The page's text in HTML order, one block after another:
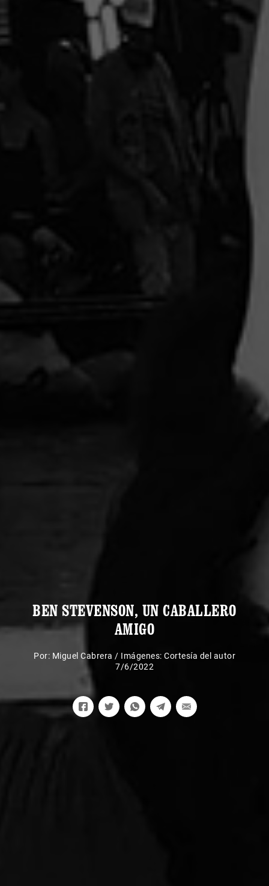
BEN STEVENSON, UN CABALLERO
AMIGO
Por: Miguel Cabrera / Imágenes: Cortesía del autor
7/6/2022